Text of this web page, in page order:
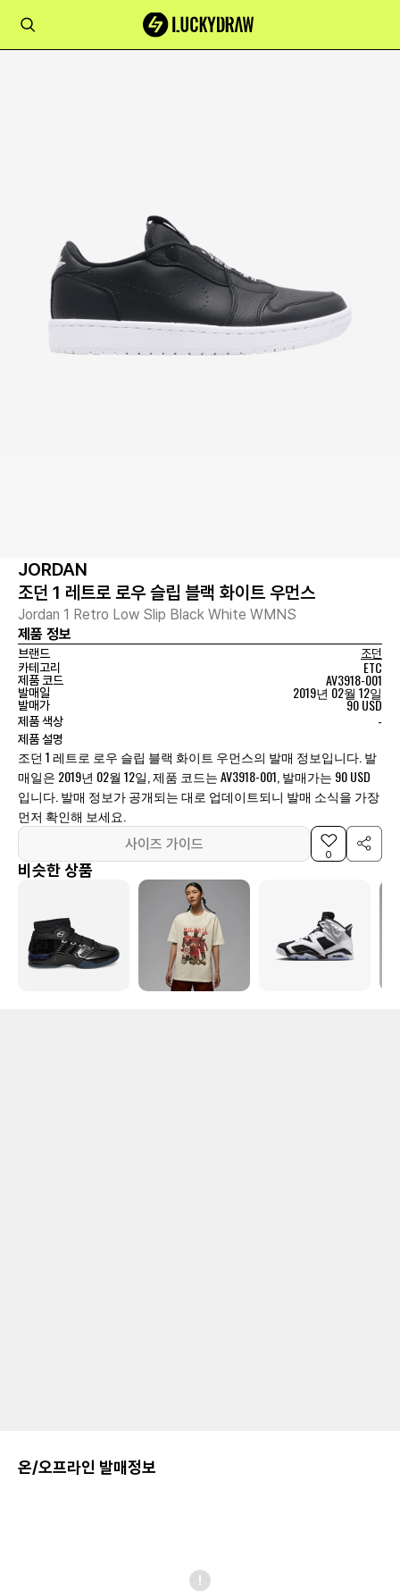
JORDAN
조던 1 레트로 로우 슬립 블랙 화이트 우먼스
Jordan 1 Retro Low Slip Black White WMNS
제품 정보
브랜드
조던
카테고리
ETC
제품 코드 AV3918-001
발매일 2019년 02월 12일
발매가 90 USD
제품 색상 -
제품 설명
조던 1 레트로 로우 슬립 블랙 화이트 우먼스의 발매 정보입니다. 발
매일은 2019년 02월 12일, 제품 코드는 AV3918-001, 발매가는 90 USD
입니다. 발매 정보가 공개되는 대로 업데이트되니 발매 소식을 가장
먼저 확인해 보세요.
사이즈 가이드
0
비슷한 상품
온/오프라인 발매정보